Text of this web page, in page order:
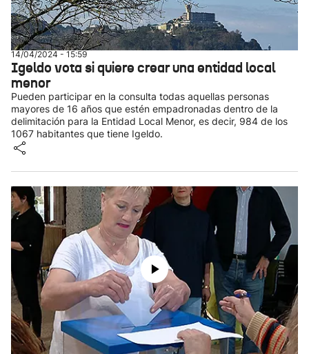
14/04/2024 - 15:59
Igeldo vota si quiere crear una entidad local
menor
Pueden participar en la consulta todas aquellas personas
mayores de 16 años que estén empadronadas dentro de la
delimitación para la Entidad Local Menor, es decir, 984 de los
1067 habitantes que tiene Igeldo.